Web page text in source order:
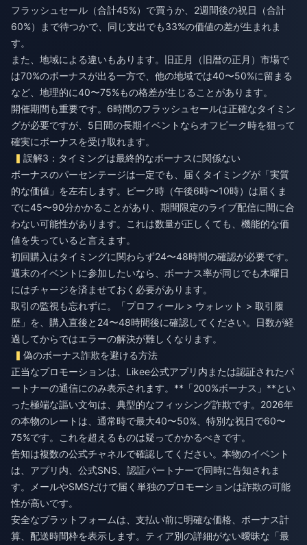
フラッシュセール（合計45%）で買うか、2週間後の祝日（合計
60%）まで待つかで、同じ支出でも33%の価値の差が生まれま
す。
また、地域による違いもあります。旧正月（旧暦の正月）市場で
は70%のボーナスが出る一方で、他の地域では40〜50%に留まる
など、地理的に40〜75%もの格差が生じることがあります。
開催期間も重要です。6時間のフラッシュセールは正確なタイミン
グが必要ですが、5日間の長期イベントならオフピーク時を狙って
確実にボーナスを受け取れます。
誤解3：タイミングは最終的なボーナスに関係ない
ボーナスのパーセンテージは一定でも、届くタイミングが「実質
的な価値」を左右します。ピーク時（午後6時〜10時）は届くま
でに45〜90分かかることがあり、期間限定のライブ配信に間に合
わない可能性があります。これは数量が正しくても、機能的な価
値を失っていると言えます。
初回購入はタイミングに関わらず24〜48時間の確認が必要です。
週末のイベントに参加したいなら、ボーナス率が同じでも木曜日
にはチャージを済ませておく必要があります。
取引の監視も忘れずに。「プロフィール > ウォレット > 取引履
歴」を、購入直後と24〜48時間後に確認してください。日数が経
過してからではエラーの解決が難しくなります。
偽のボーナス詐欺を避ける方法
正当なプロモーションは、Likee公式アプリ内または認証されたパ
ートナーの通信にのみ表示されます。**「200%ボーナス」**とい
った極端な謳い文句は、典型的なフィッシング詐欺です。2026年
の本物のレートは、通常時で最大40〜50%、特別な祝日で60〜
75%です。これを超えるものは疑ってかかるべきです。
告知は複数の公式チャネルで確認してください。本物のイベント
は、アプリ内、公式SNS、認証パートナーで同時に告知されま
す。メールやSMSだけで届く単独のプロモーションは詐欺の可能
性が高いです。
安全なプラットフォームは、支払い前に明確な価格、ボーナス計
算、配送時間枠を表示します。ティア別の詳細がない曖昧な「最